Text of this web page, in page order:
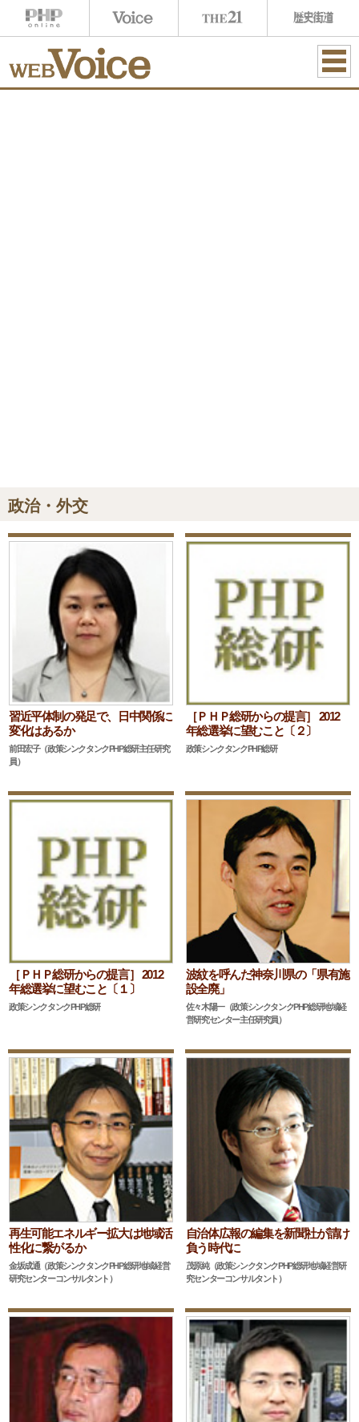
政治・外交
習近平体制の発足で、日中関係に
変化はあるか
前田宏子（政策シンクタンクPHP総研主任研究
員）
［ＰＨＰ総研からの提言］ 2012
年総選挙に望むこと〔２〕
政策シンクタンクPHP総研
［ＰＨＰ総研からの提言］ 2012
年総選挙に望むこと〔１〕
政策シンクタンクPHP総研
波紋を呼んだ神奈川県の「県有施
設全廃」
佐々木陽一（政策シンクタンクPHP総研地域経
営研究センター主任研究員）
再生可能エネルギー拡大は地域活
性化に繋がるか
金坂成通（政策シンクタンクPHP総研地域経営
研究センターコンサルタント）
自治体広報の編集を新聞社が請け
負う時代に
茂原純（政策シンクタンクPHP総研地域経営研
究センターコンサルタント）